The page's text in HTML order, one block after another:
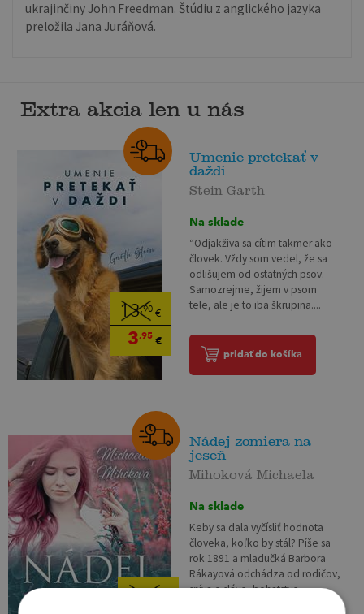
ukrajinčiny John Freedman. Štúdiu z anglického jazyka
preložila Jana Juráňová.
Extra akcia len u nás
13,90 €
3,95 €
Umenie pretekať v
daždi
Stein Garth
Na sklade
“Odjakživa sa cítim takmer ako
človek. Vždy som vedel, že sa
odlišujem od ostatných psov.
Samozrejme, žijem v psom
tele, ale je to iba škrupina....
pridať do košíka
Nádej zomiera na
jeseň
Mihoková Michaela
Na sklade
Keby sa dala vyčísliť hodnota
človeka, koľko by stál? Píše sa
rok 1891 a mladučká Barbora
Rákayová odchádza od rodičov,
sníva o sláve, bohatstve...